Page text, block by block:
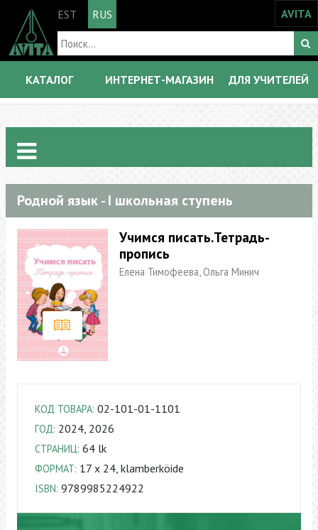
EST RUS AVITA
КАТАЛОГ ИНТЕРНЕТ-МАГАЗИН ДЛЯ УЧИТЕЛЕЙ
Родной язык - I школьная ступень
Учимся писать.Тетрадь-
пропись
Елена Тимофеева, Ольга Минич
КОД ТОВАРА: 02-101-01-1101
ГОД: 2024, 2026
СТРАНИЦ: 64 lk
ФОРМАТ: 17 x 24, klamberköide
ISBN: 9789985224922